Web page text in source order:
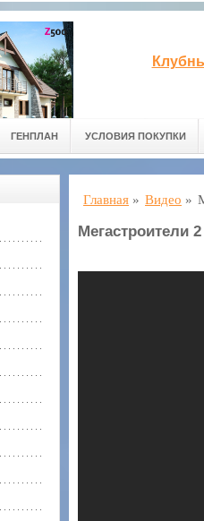
ГЕНПЛАН УСЛОВИЯ ПОКУПКИ
Главная » Видео »
Мегастроители